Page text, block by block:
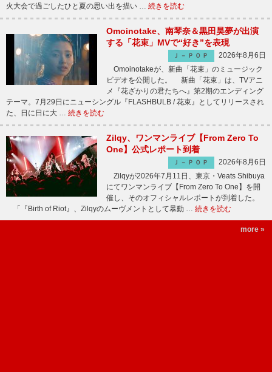
火大会で過ごしたひと夏の思い出を描い … 続きを読む
Omoinotake、南琴奈＆黒田昊夢が出演
する「花束」MVで“好き”を表現
Ｊ－ＰＯＰ
2026年8月6日
Omoinotakeが、新曲「花束」のミュージック
ビデオを公開した。 新曲「花束」は、TVアニ
メ『花ざかりの君たちへ』第2期のエンディング
テーマ。7月29日にニューシングル『FLASHBULB / 花束』としてリリースされ
た、日に日に大 … 続きを読む
Zilqy、ワンマンライブ【From Zero To
One】公式レポート到着
Ｊ－ＰＯＰ
2026年8月6日
Zilqyが2026年7月11日、東京・Veats Shibuya
にてワンマンライブ【From Zero To One】を開
催し、そのオフィシャルレポートが到着した。
「『Birth of Riot』、Zilqyのムーヴメントとして暴動 … 続きを読む
more »